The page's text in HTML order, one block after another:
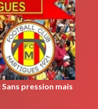
pression mais